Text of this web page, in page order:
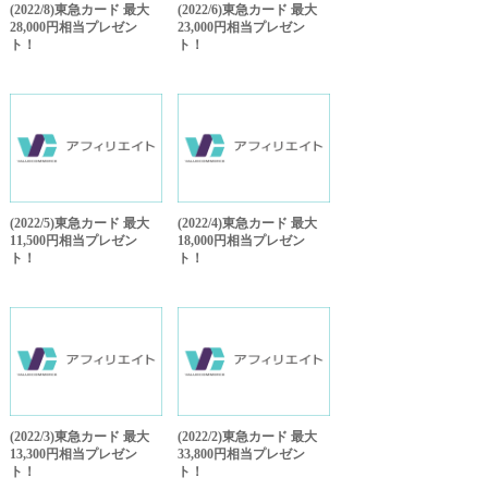
(2022/8)東急カード 最大
28,000円相当プレゼン
ト！
(2022/6)東急カード 最大
23,000円相当プレゼン
ト！
(2022/5)東急カード 最大
11,500円相当プレゼン
ト！
(2022/4)東急カード 最大
18,000円相当プレゼン
ト！
(2022/3)東急カード 最大
13,300円相当プレゼン
ト！
(2022/2)東急カード 最大
33,800円相当プレゼン
ト！